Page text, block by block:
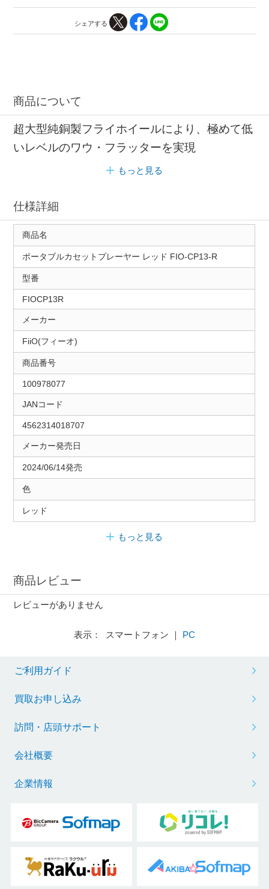
シェアする
商品について
超大型純銅製フライホイールにより、極めて低
いレベルのワウ・フラッターを実現
もっと見る
仕様詳細
商品名
ポータブルカセットプレーヤー レッド FIO-CP13-R
型番
FIOCP13R
メーカー
FiiO(フィーオ)
商品番号
100978077
JANコード
4562314018707
メーカー発売日
2024/06/14発売
色
レッド
もっと見る
商品レビュー
レビューがありません
表示： スマートフォン ｜ PC
ご利用ガイド
買取お申し込み
訪問・店頭サポート
会社概要
企業情報